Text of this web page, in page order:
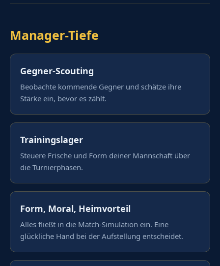
Manager-Tiefe
Gegner-Scouting
Beobachte kommende Gegner und schätze ihre
Stärke ein, bevor es zählt.
Trainingslager
Steuere Frische und Form deiner Mannschaft über
die Turnierphasen.
Form, Moral, Heimvorteil
Alles fließt in die Match-Simulation ein. Eine
glückliche Hand bei der Aufstellung entscheidet.